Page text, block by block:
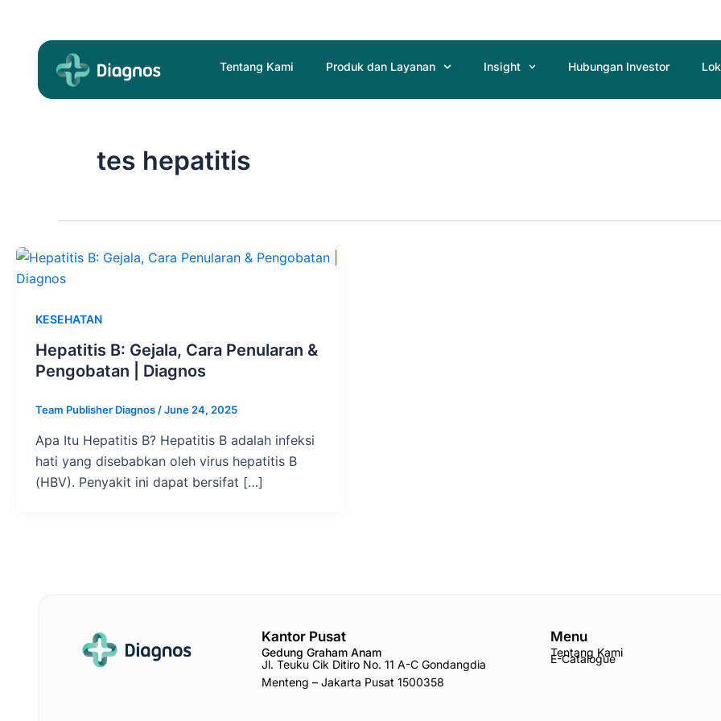
content
Tentang Kami Produk dan Layanan Insight Hubungan Investor
tes hepatitis
KESEHATAN
Hepatitis B: Gejala, Cara Penularan &
Pengobatan | Diagnos
Team Publisher Diagnos /June 24, 2025
Apa Itu Hepatitis B? Hepatitis B adalah infeksi
hati yang disebabkan oleh virus hepatitis B
(HBV). Penyakit ini dapat bersifat […]
Kantor Pusat
Gedung Graham Anam
Jl. Teuku Cik Ditiro No. 11 A-C Gondangdia
Menteng – Jakarta Pusat 1500358
Menu
Tentang Kami
E-Catalogue